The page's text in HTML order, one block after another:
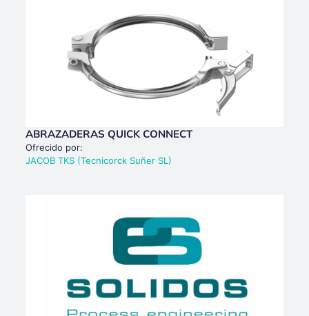
ABRAZADERAS QUICK CONNECT
Ofrecido por:
JACOB TKS (Tecnicorck Suñer SL)